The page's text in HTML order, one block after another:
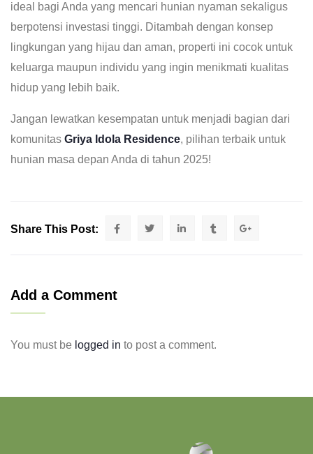
ideal bagi Anda yang mencari hunian nyaman sekaligus
berpotensi investasi tinggi. Ditambah dengan konsep
lingkungan yang hijau dan aman, properti ini cocok untuk
keluarga maupun individu yang ingin menikmati kualitas
hidup yang lebih baik.
Jangan lewatkan kesempatan untuk menjadi bagian dari
komunitas Griya Idola Residence, pilihan terbaik untuk
hunian masa depan Anda di tahun 2025!
Share This Post:
Add a Comment
You must be logged in to post a comment.